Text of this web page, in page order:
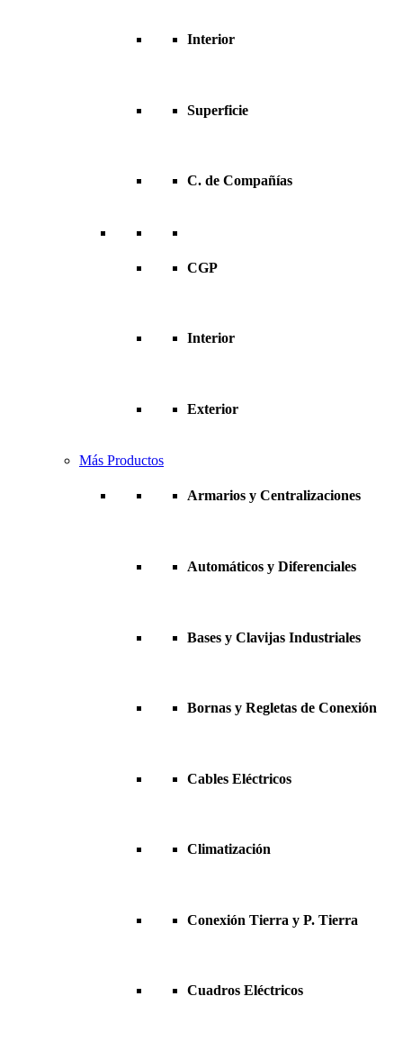
Interior
Superficie
C. de Compañías
CGP
Interior
Exterior
Más Productos
Armarios y Centralizaciones
Automáticos y Diferenciales
Bases y Clavijas Industriales
Bornas y Regletas de Conexión
Cables Eléctricos
Climatización
Conexión Tierra y P. Tierra
Cuadros Eléctricos